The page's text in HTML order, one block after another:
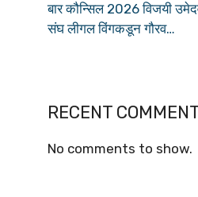
बार कौन्सिल 2026 विजयी
संघ लीगल विंगकडून गौरव…
RECENT
No comments to show.